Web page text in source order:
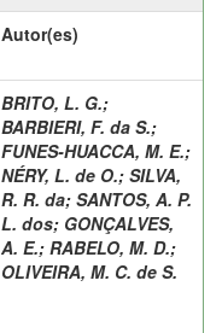
Autor(es)
BRITO, L. G.;
BARBIERI, F. da S.;
FUNES-HUACCA, M. E.;
NÉRY, L. de O.; SILVA,
R. R. da; SANTOS, A. P.
L. dos; GONÇALVES,
A. E.; RABELO, M. D.;
OLIVEIRA, M. C. de S.